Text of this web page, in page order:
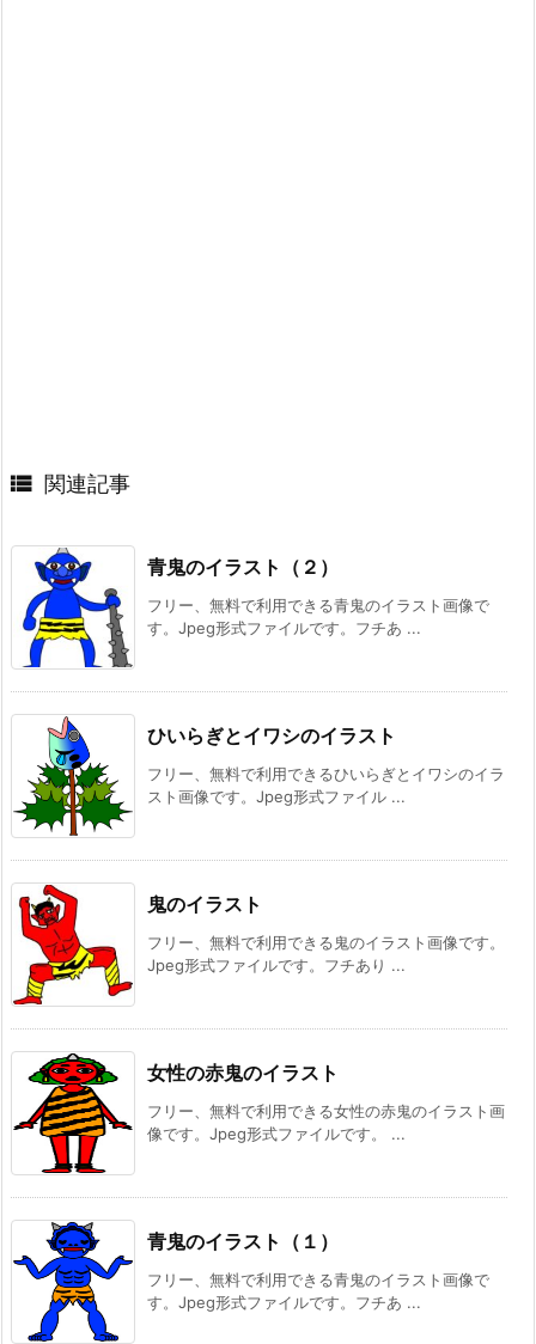
 関連記事
青鬼のイラスト（２）
フリー、無料で利用できる青鬼のイラスト画像で
す。Jpeg形式ファイルです。フチあ ...
ひいらぎとイワシのイラスト
フリー、無料で利用できるひいらぎとイワシのイラ
スト画像です。Jpeg形式ファイル ...
鬼のイラスト
フリー、無料で利用できる鬼のイラスト画像です。
Jpeg形式ファイルです。フチあり ...
女性の赤鬼のイラスト
フリー、無料で利用できる女性の赤鬼のイラスト画
像です。Jpeg形式ファイルです。 ...
青鬼のイラスト（１）
フリー、無料で利用できる青鬼のイラスト画像で
す。Jpeg形式ファイルです。フチあ ...